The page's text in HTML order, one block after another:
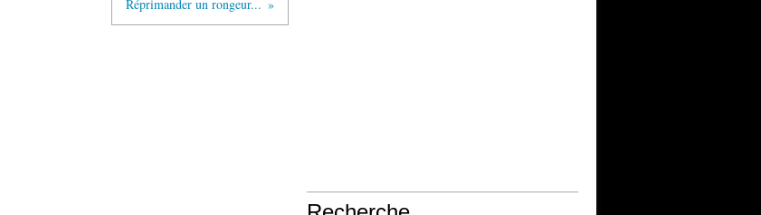
Réprimander un rongeur...